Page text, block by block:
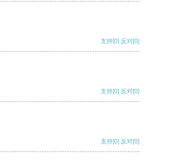
支持[0] 反对[0]
支持[0] 反对[0]
支持[0] 反对[0]